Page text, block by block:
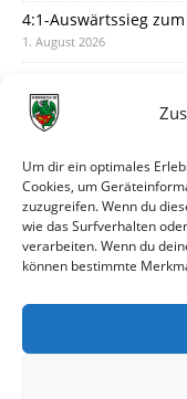
Um dir ein optimales
Cookies, um
zuzugreifen. Wenn du
wie das Surfverhalten
verarbeiten. Wenn du
können bestimmte
4:1-Auswärtssieg
1. August 2026
31. Juli 2026
30. Juli 2026
Deine Spielminute:
28. Juli 2026
Neuer Rückensponsor
Neue Podcast-Folge:
27. Juli 2026